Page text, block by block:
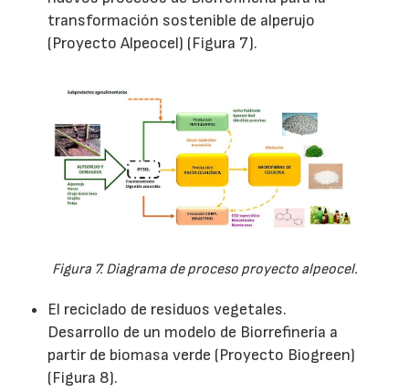
transformación sostenible de alperujo
(Proyecto Alpeocel) (Figura 7).
Figura 7. Diagrama de proceso proyecto alpeocel.
El reciclado de residuos vegetales.
Desarrollo de un modelo de Biorrefinería a
partir de biomasa verde (Proyecto Biogreen)
(Figura 8).